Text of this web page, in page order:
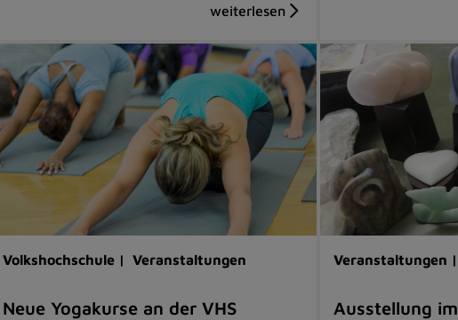
Volkshochschule | Veranstaltungen
Neue Yogakurse an der VHS
Veranstaltungen |
Ausstellung im